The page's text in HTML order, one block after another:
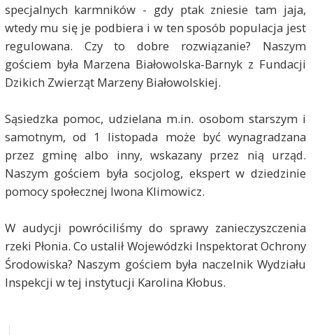
specjalnych karmników - gdy ptak zniesie tam jaja,
wtedy mu się je podbiera i w ten sposób populacja jest
regulowana. Czy to dobre rozwiązanie? Naszym
gościem była Marzena Białowolska-Barnyk z Fundacji
Dzikich Zwierząt Marzeny Białowolskiej.
Sąsiedzka pomoc, udzielana m.in. osobom starszym i
samotnym, od 1 listopada może być wynagradzana
przez gminę albo inny, wskazany przez nią urząd.
Naszym gościem była socjolog, ekspert w dziedzinie
pomocy społecznej Iwona Klimowicz.
W audycji powróciliśmy do sprawy zanieczyszczenia
rzeki Płonia. Co ustalił Wojewódzki Inspektorat Ochrony
Środowiska? Naszym gościem była naczelnik Wydziału
Inspekcji w tej instytucji Karolina Kłobus.